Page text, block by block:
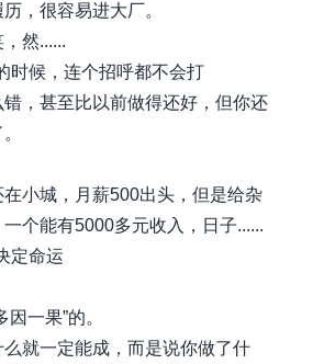
，很容易进大厂。
然......
时候，连个招呼都不会打
，甚至比以前做得还好，但你还
在小城，月薪500出头，但是给杂
个能有5000多元收入，日子......
定命运
一果”的。
就一定能成，而是说你做了什